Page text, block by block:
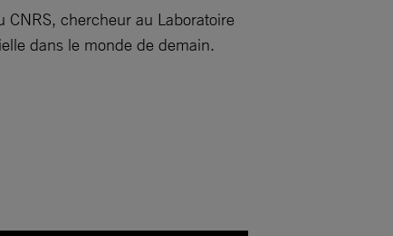
CNRS, chercheur au Laboratoire
dans le monde de demain.